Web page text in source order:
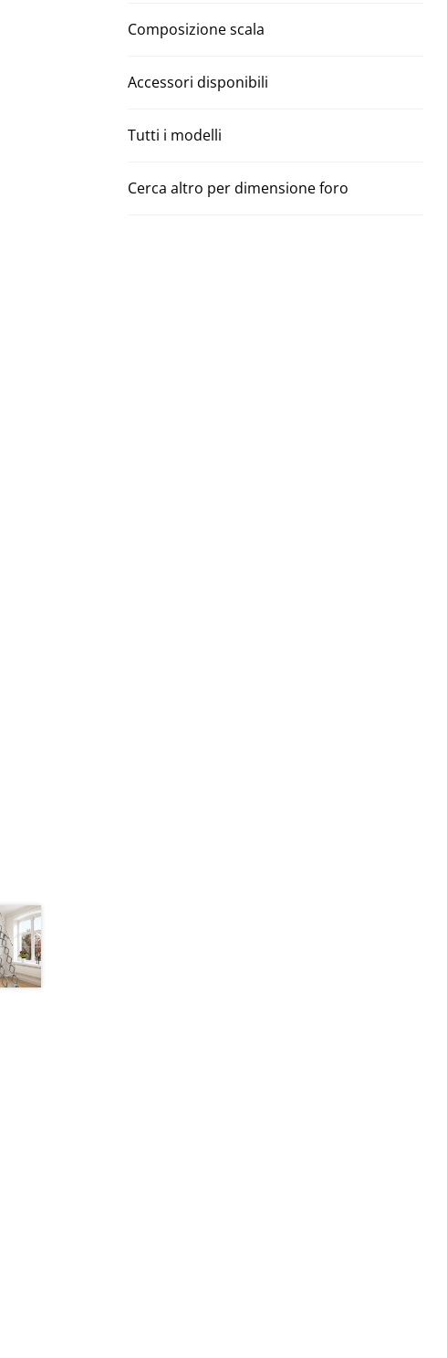
Composizione scala
Accessori disponibili
Tutti i modelli
Cerca altro per dimensione foro